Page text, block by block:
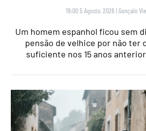
19:00 5 Agosto, 2026 | Gonçalo
Um homem espanhol ficou sem
pensão de velhice por não ter
suficiente nos 15 anos